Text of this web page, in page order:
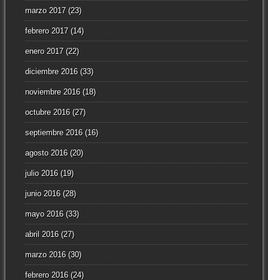
marzo 2017(23)
febrero 2017(14)
enero 2017(22)
diciembre 2016(33)
noviembre 2016(18)
octubre 2016(27)
septiembre 2016(16)
agosto 2016(20)
julio 2016(19)
junio 2016(28)
mayo 2016(33)
abril 2016(27)
marzo 2016(30)
febrero 2016(24)